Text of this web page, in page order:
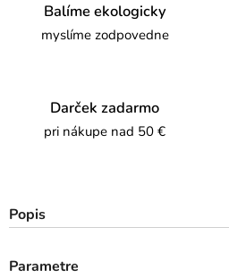
Balíme ekologicky
myslíme zodpovedne
Darček zadarmo
pri nákupe nad 50 €
Popis
Parametre